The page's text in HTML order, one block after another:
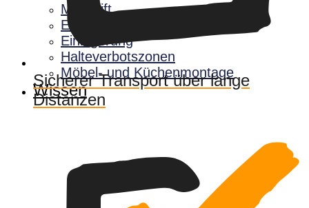
Möbellift
Entrümpelung
Einlagerung
Halteverbotszonen
Möbel- und Küchenmontage
Wissen
Sicherer Transport über lange
Distanzen